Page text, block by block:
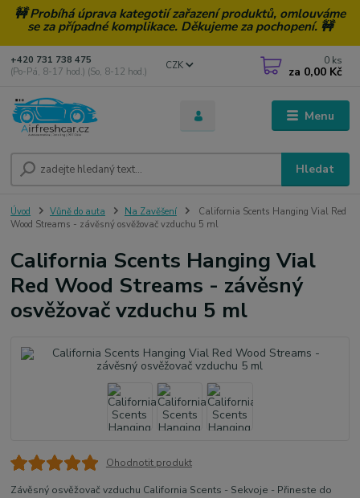
🚧 Probíhá úprava kategotií zařazení produktů, omlouváme
se za případné komplikace. Děkujeme za pochopení. 🚧
Menu
CZK
Hledat
+420 731 738 475
(Po-Pá, 8-17 hod.) (So, 8-12 hod.)
0 ks
za 0,00 Kč
Úvod Vůně do auta Na Zavěšení
California Scents Hanging Vial Red
Wood Streams - závěsný osvěžovač vzduchu 5 ml
California Scents Hanging Vial
Red Wood Streams - závěsný
osvěžovač vzduchu 5 ml
Ohodnotit produkt
Závěsný osvěžovač vzduchu California Scents - Sekvoje - Přineste do